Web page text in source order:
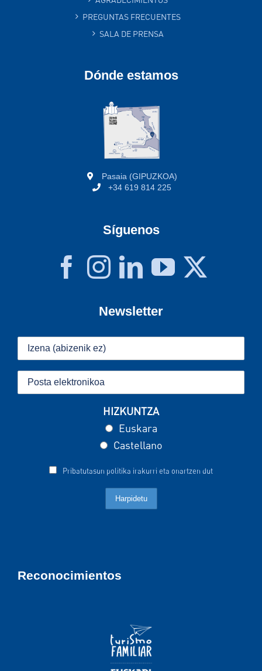
PREGUNTAS FRECUENTES
SALA DE PRENSA
Dónde estamos
Pasaia (GIPUZKOA)
+34 619 814 225
Síguenos
Newsletter
HIZKUNTZA
Euskara
Castellano
Pribatutasun politika irakurri eta onartzen dut
Reconocimientos